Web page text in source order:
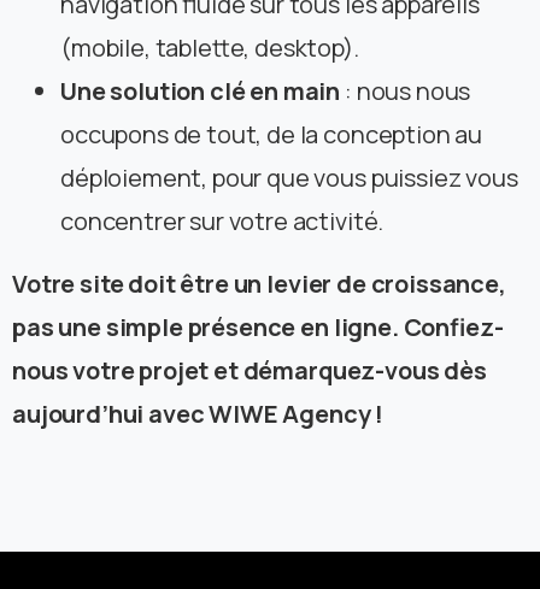
(mobile, tablette, desktop).
Une solution clé en main : nous nous
occupons de tout, de la conception au
déploiement, pour que vous puissiez vous
concentrer sur votre activité.
Votre site doit être un levier de croissance,
pas une simple présence en ligne. Confiez-
nous votre projet et démarquez-vous dès
aujourd’hui avec WIWE Agency !